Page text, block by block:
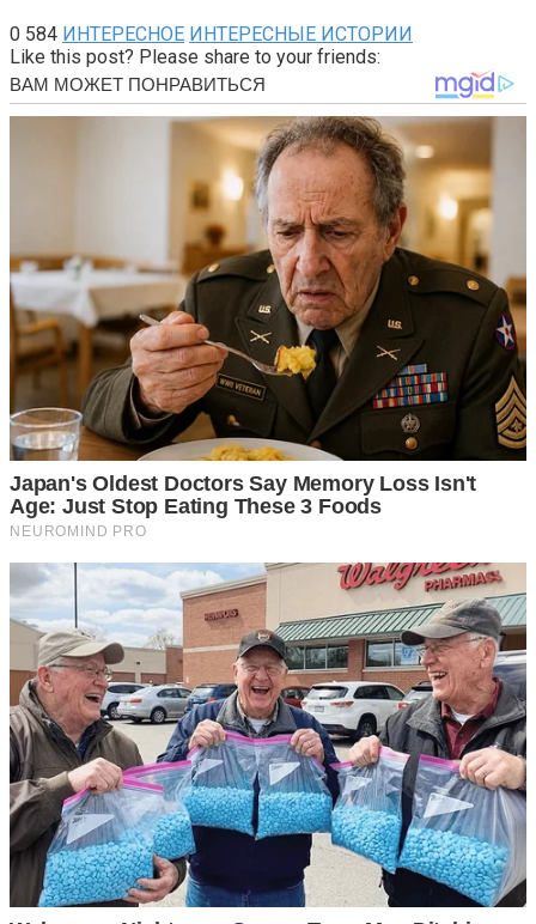
0 584 ИНТЕРЕСНОЕ ИНТЕРЕСНЫЕ ИСТОРИИ
Like this post? Please share to your friends: